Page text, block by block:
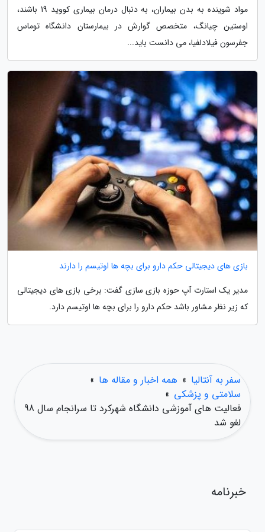
مواد شوینده به بدن بیماران، به دنبال درمان بیماری کووید 19 باشند،
اوستین چیانگ، متخصص گوارش در بیمارستان دانشگاه توماس
جفرسون فیلادلفیا، می دانست باید...
بازی های دیجیتالی حکم دارو برای بچه ها اوتیسم را دارند
مدیر یک استارت آپ حوزه بازی سازی گفت: برخی بازی های دیجیتالی
که زیر نظر مشاور باشد حکم دارو را برای بچه ها اوتیسم دارد.
سفر به آنتالیا » همه اخبار و مقاله ها »
سلامتی و پزشکی »
فعالیت های آموزشی دانشگاه شهرکرد تا سرانجام سال 98
لغو شد
خبرنامه